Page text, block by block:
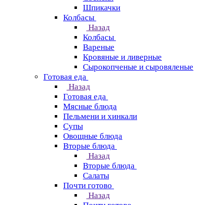
Шпикачки
Колбасы
Назад
Колбасы
Вареные
Кровяные и ливерные
Сырокопченые и сыровяленые
Готовая еда
Назад
Готовая еда
Мясные блюда
Пельмени и хинкали
Супы
Овощные блюда
Вторые блюда
Назад
Вторые блюда
Салаты
Почти готово
Назад